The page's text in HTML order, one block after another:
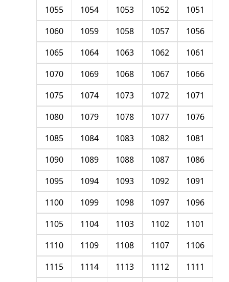
1051
1052
1053
1054
1055
1056
1057
1058
1059
1060
1061
1062
1063
1064
1065
1066
1067
1068
1069
1070
1071
1072
1073
1074
1075
1076
1077
1078
1079
1080
1081
1082
1083
1084
1085
1086
1087
1088
1089
1090
1091
1092
1093
1094
1095
1096
1097
1098
1099
1100
1101
1102
1103
1104
1105
1106
1107
1108
1109
1110
1111
1112
1113
1114
1115